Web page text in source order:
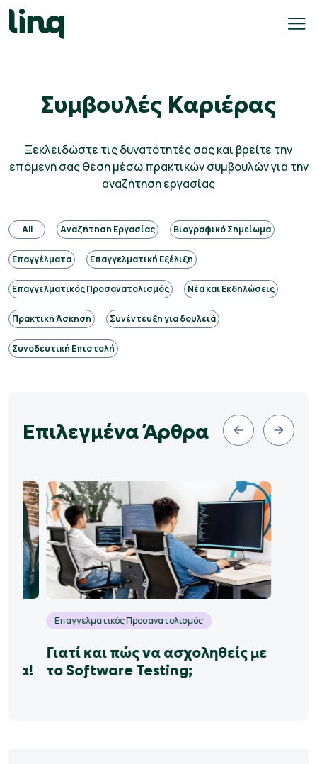
Skip
to
Συμβουλές Καριέρας
Ξεκλειδώστε τις δυνατότητές σας και βρείτε την
επόμενή σας θέση μέσω πρακτικών συμβουλών για την
αναζήτηση εργασίας
All Αναζήτηση Εργασίας Βιογραφικό Σημείωμα
Επαγγέλματα Επαγγελματική Εξέλιξη
Επαγγελματικός Προσανατολισμός Νέα και Εκδηλώσεις
Πρακτική Άσκηση Συνέντευξη για δουλειά
Συνοδευτική Επιστολή
Επιλεγμένα Άρθρα
Επαγγελματικός Προσανατολισμός
Γιατί και πώς να ασχοληθείς με
το Software Testing;
Ελληνικά